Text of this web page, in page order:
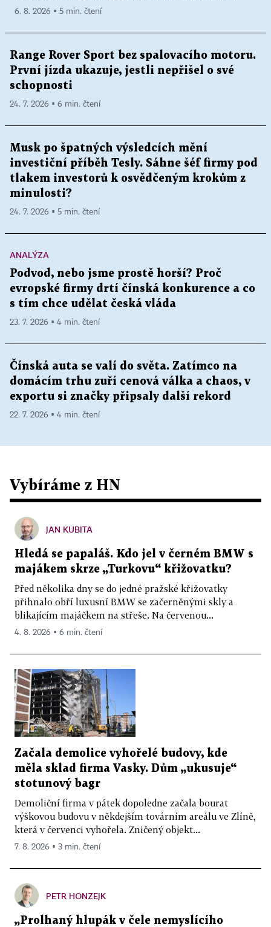
6. 8. 2026 ▪ 5 min. čtení
Range Rover Sport bez spalovacího motoru.
První jízda ukazuje, jestli nepřišel o své
schopnosti
24. 7. 2026 ▪ 6 min. čtení
Musk po špatných výsledcích mění
investiční příběh Tesly. Sáhne šéf firmy pod
tlakem investorů k osvědčeným krokům z
minulosti?
24. 7. 2026 ▪ 5 min. čtení
ANALÝZA
Podvod, nebo jsme prostě horší? Proč
evropské firmy drtí čínská konkurence a co
s tím chce udělat česká vláda
23. 7. 2026 ▪ 4 min. čtení
Čínská auta se valí do světa. Zatímco na
domácím trhu zuří cenová válka a chaos, v
exportu si značky připsaly další rekord
22. 7. 2026 ▪ 4 min. čtení
Vybíráme z HN
JAN KUBITA
Hledá se papaláš. Kdo jel v černém BMW s
majákem skrze „Turkovu“ křižovatku?
Před několika dny se do jedné pražské křižovatky
přihnalo obří luxusní BMW se začerněnými skly a
blikajícím majáčkem na střeše. Na červenou...
4. 8. 2026 ▪ 6 min. čtení
Začala demolice vyhořelé budovy, kde
měla sklad firma Vasky. Dům „ukusuje“
stotunový bagr
Demoliční firma v pátek dopoledne začala bourat
výškovou budovu v někdejším továrním areálu ve Zlíně,
která v červenci vyhořela. Zničený objekt...
7. 8. 2026 ▪ 3 min. čtení
PETR HONZEJK
„Prolhaný hlupák v čele nemyslícího